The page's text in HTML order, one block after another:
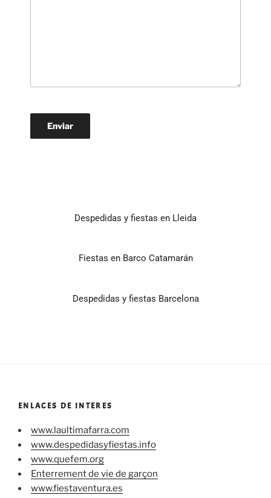
Despedidas y fiestas en Lleida
Fiestas en Barco Catamarán
Despedidas y fiestas Barcelona
ENLACES DE INTERES
www.laultimafarra.com
www.despedidasyfiestas.info
www.quefem.org
Enterrement de vie de garçon
www.fiestaventura.es